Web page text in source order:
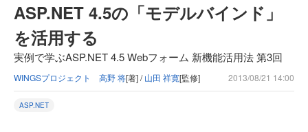
ASP.NET 4.5の「モデルバインド」
を活用する
実例で学ぶASP.NET 4.5 Webフォーム 新機能活用法 第3回
WINGSプロジェクト 高野 将[著] /山田 祥寛[監修] 2013/08/21 14:00
ASP.NET